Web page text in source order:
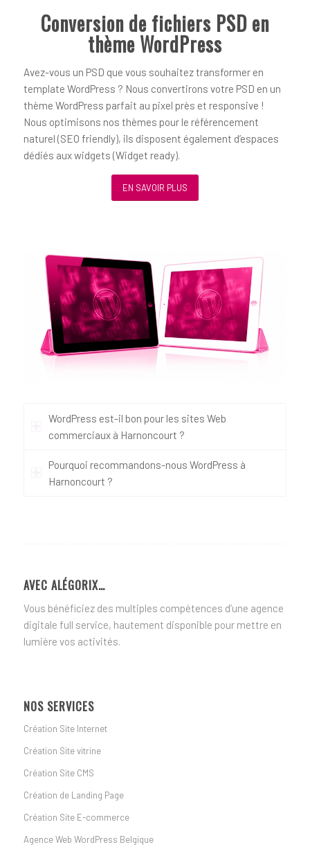
Conversion de fichiers PSD en
thème WordPress
Avez-vous un PSD que vous souhaitez transformer en
template WordPress ? Nous convertirons votre PSD en un
thème WordPress parfait au pixel près et responsive !
Nous optimisons nos thèmes pour le référencement
naturel (SEO friendly), ils disposent également d’espaces
dédiés aux widgets (Widget ready).
EN SAVOIR PLUS
WordPress est-il bon pour les sites Web
commerciaux à Harnoncourt ?
Pourquoi recommandons-nous WordPress à
Harnoncourt ?
AVEC ALÉGORIX…
Vous bénéficiez des multiples compétences d’une agence
digitale full service, hautement disponible pour mettre en
lumière vos activités.
NOS SERVICES
Création Site Internet
Création Site vitrine
Création Site CMS
Création de Landing Page
Création Site E-commerce
Agence Web WordPress Belgique